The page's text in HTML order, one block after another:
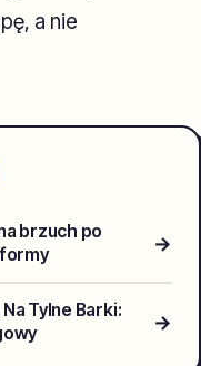
a nie
brzuch po
→
Tylne Barki:
→